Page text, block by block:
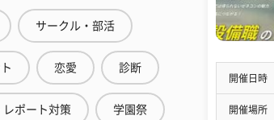
サークル・部活
恋愛 診断
レポート対策 学園祭
開催日時
開催場所